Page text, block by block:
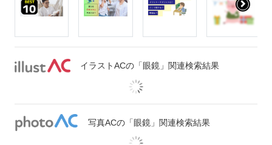
イラストACの「眼鏡」関連検索結果
写真ACの「眼鏡」関連検索結果